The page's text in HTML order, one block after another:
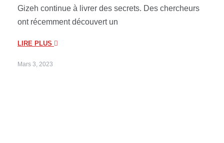
Gizeh continue à livrer des secrets. Des chercheurs
ont récemment découvert un
LIRE PLUS
Mars 3, 2023